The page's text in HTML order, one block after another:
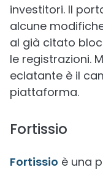
investitori. Il
alcune
al già citato
le registrazioni.
eclatante è il
piattaforma.
Fortissio
Fortissio è una